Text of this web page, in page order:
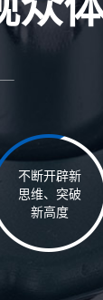
不断开辟新
思维、突破
新高度